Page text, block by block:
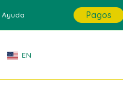
Ayuda Pagos
EN